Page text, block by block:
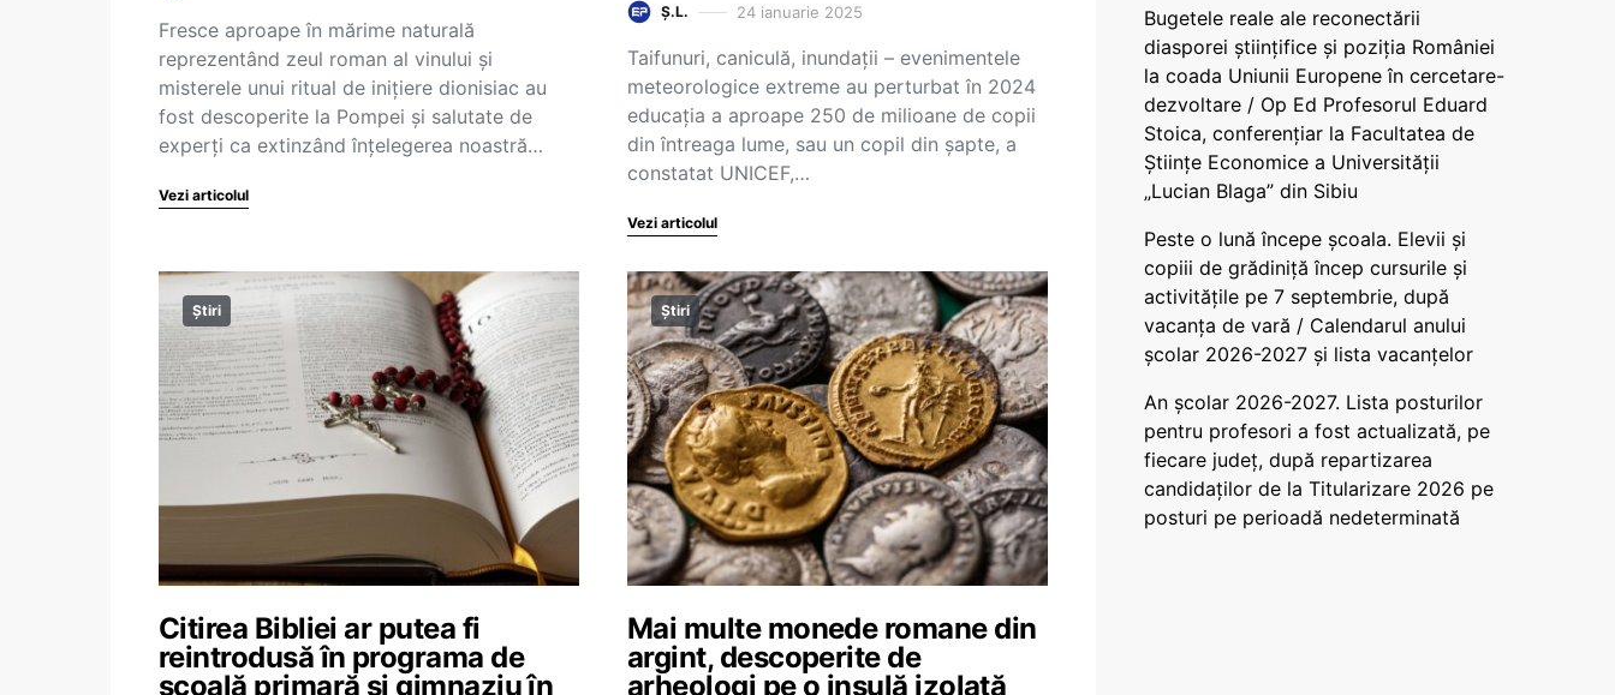
Fresce aproape în mărime naturală
reprezentând zeul roman al vinului și
misterele unui ritual de inițiere dionisiac au
fost descoperite la Pompei și salutate de
experți ca extinzând înțelegerea noastră…
Vezi articolul
Ș.L. 24 ianuarie 2025
Taifunuri, caniculă, inundaţii – evenimentele
meteorologice extreme au perturbat în 2024
educaţia a aproape 250 de milioane de copii
din întreaga lume, sau un copil din şapte, a
constatat UNICEF,…
Vezi articolul
Știri
Citirea Bibliei ar putea fi
reintrodusă în programa de
școală primară și gimnaziu în
Știri
Mai multe monede romane din
argint, descoperite de
arheologi pe o insulă izolată
Bugetele reale ale reconectării
diasporei științifice și poziția României
la coada Uniunii Europene în cercetare-
dezvoltare / Op Ed Profesorul Eduard
Stoica, conferențiar la Facultatea de
Științe Economice a Universității
„Lucian Blaga” din Sibiu
Peste o lună începe școala. Elevii și
copiii de grădiniță încep cursurile și
activitățile pe 7 septembrie, după
vacanța de vară / Calendarul anului
școlar 2026-2027 și lista vacanțelor
An școlar 2026-2027. Lista posturilor
pentru profesori a fost actualizată, pe
fiecare județ, după repartizarea
candidaților de la Titularizare 2026 pe
posturi pe perioadă nedeterminată